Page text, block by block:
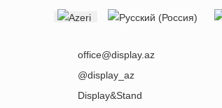
Select your language
office@display.az
@display_az
Display&Stand